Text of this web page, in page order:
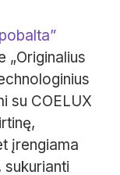
„Originalius
su COELUX
įrengiama